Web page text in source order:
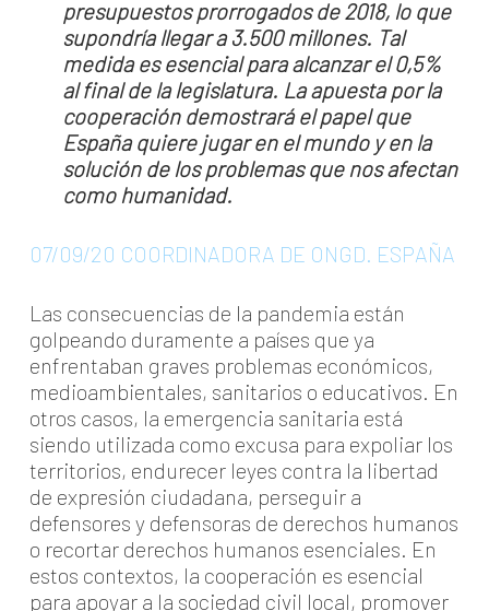
presupuestos prorrogados de 2018, lo que
supondría llegar a 3.500 millones. Tal
medida es esencial para alcanzar el 0,5%
al final de la legislatura. La apuesta por la
cooperación demostrará el papel que
España quiere jugar en el mundo y en la
solución de los problemas que nos afectan
como humanidad.
07/09/20 COORDINADORA DE ONGD. ESPAÑA
Las consecuencias de la pandemia están
golpeando duramente a países que ya
enfrentaban graves problemas económicos,
medioambientales, sanitarios o educativos. En
otros casos, la emergencia sanitaria está
siendo utilizada como excusa para expoliar los
territorios, endurecer leyes contra la libertad
de expresión ciudadana, perseguir a
defensores y defensoras de derechos humanos
o recortar derechos humanos esenciales. En
estos contextos, la cooperación es esencial
para apoyar a la sociedad civil local, promover